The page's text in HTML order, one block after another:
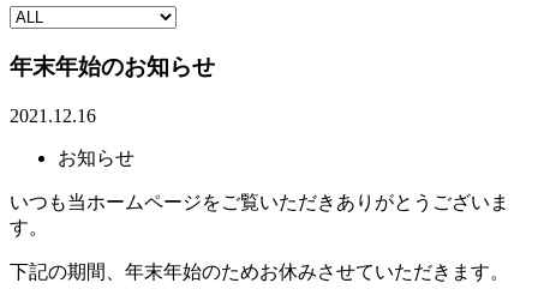
年末年始のお知らせ
2021.12.16
お知らせ
いつも当ホームページをご覧いただきありがとうございま
す。
下記の期間、年末年始のためお休みさせていただきます。